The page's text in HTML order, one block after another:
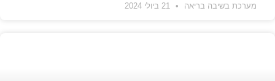
מערכת בשיבה בריאה